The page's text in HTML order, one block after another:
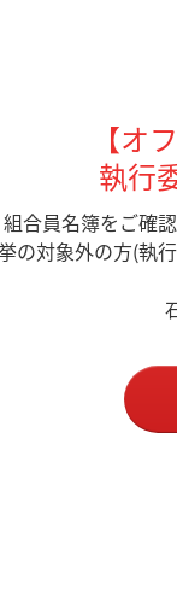
【オ
執行
組合員名簿をご確
の対象外の方(執